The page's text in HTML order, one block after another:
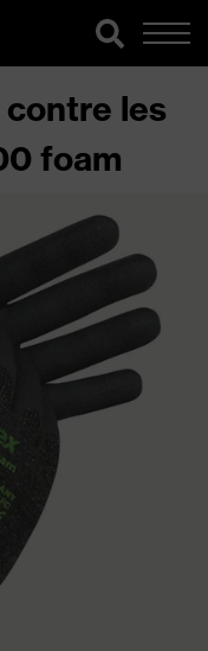
les
foam